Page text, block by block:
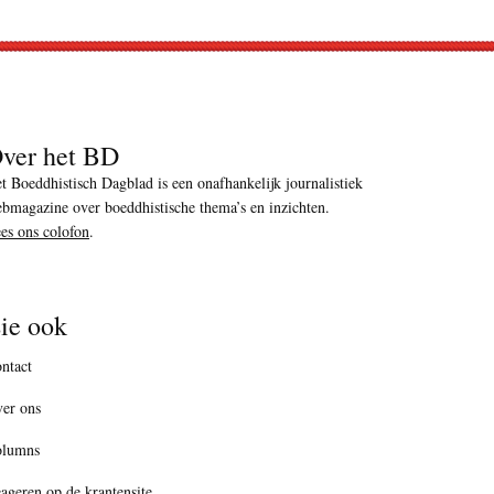
het BD
Boeddhistisch Dagblad is een onafhankelijk journalistiek
over boeddhistische thema’s en inzichten.
ons colofon.
ook
ons